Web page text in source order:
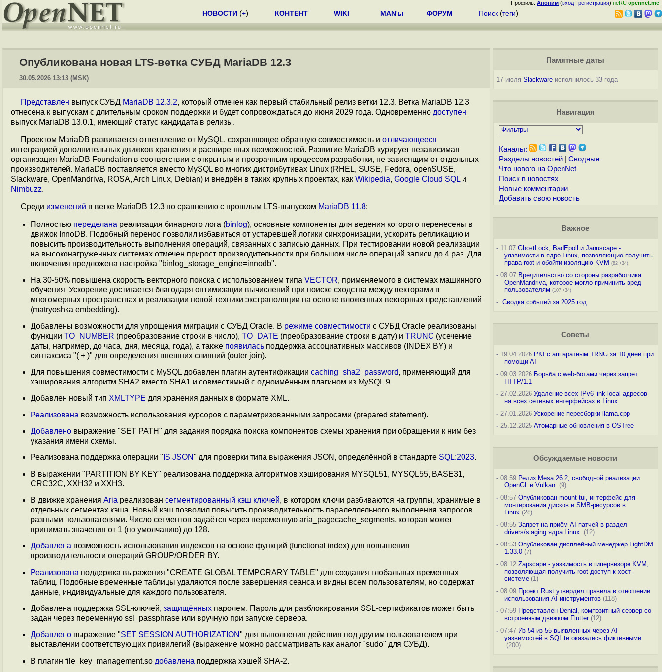
Профиль: Аноним (вход | регистрация) неRU opennet.me
НОВОСТИ (+) КОНТЕНТ WIKI MAN'ы ФОРУМ Поиск (теги)
Опубликована новая LTS-ветка СУБД MariaDB 12.3
30.05.2026 13:13 (MSK)
Представлен выпуск СУБД MariaDB 12.3.2, который отмечен как первый стабильный релиз ветки 12.3. Ветка MariaDB 12.3
отнесена к выпускам с длительным сроком поддержки и будет сопровождаться до июня 2029 года. Одновременно доступен
выпуск MariaDB 13.0.1, имеющий статус кандидата в релизы.
Проектом MariaDB развивается ответвление от MySQL, сохраняющее обратную совместимость и отличающееся
интеграцией дополнительных движков хранения и расширенных возможностей. Развитие MariaDB курирует независимая
организация MariaDB Foundation в соответствии с открытым и прозрачным процессом разработки, не зависящим от отдельных
производителей. MariaDB поставляется вместо MySQL во многих дистрибутивах Linux (RHEL, SUSE, Fedora, openSUSE,
Slackware, OpenMandriva, ROSA, Arch Linux, Debian) и внедрён в таких крупных проектах, как Wikipedia, Google Cloud SQL и
Nimbuzz.
Среди изменений в ветке MariaDB 12.3 по сравнению с прошлым LTS-выпуском MariaDB 11.8:
Полностью переделана реализация бинарного лога (binlog), основные компоненты для ведения которого перенесены в
движок InnoDB. Подобный перенос позволил избавиться от устаревшей логики синхронизации, ускорить репликацию и
повысить производительность выполнения операций, связанных с записью данных. При тестировании новой реализации
на высоконагруженных системах отмечен прирост производительности при большом числе операций записи до 4 раз. Для
включения предложена настройка "binlog_storage_engine=innodb".
На 30-50% повышена скорость векторного поиска с использованием типа VECTOR, применяемого в системах машинного
обучения. Ускорение достигается благодаря оптимизации вычислений при поиске сходства между векторами в
многомерных пространствах и реализации новой техники экстраполяции на основе вложенных векторных представлений
(matryoshka embedding).
Добавлены возможности для упрощения миграции с СУБД Oracle. В режиме совместимости с СУБД Oracle реализованы
функции TO_NUMBER (преобразование строки в число), TO_DATE (преобразование строки в дату) и TRUNC (усечение
даты, например, до часа, дня, месяца, года), а также появилась поддержка ассоциативных массивов (INDEX BY) и
синтаксиса "( + )" для определения внешних слияний (outer join).
Для повышения совместимости с MySQL добавлен плагин аутентификации caching_sha2_password, применяющий для
хэширования алгоритм SHA2 вместо SHA1 и совместимый с одноимённым плагином из MySQL 9.
Добавлен новый тип XMLTYPE для хранения данных в формате XML.
Реализована возможность использования курсоров с параметризованными запросами (prepared statement).
Добавлено выражение "SET PATH" для задания порядка поиска компонентов схемы хранения при обращении к ним без
указания имени схемы.
Реализована поддержка операции " IS JSON" для проверки типа выражения JSON, определённой в стандарте SQL:2023.
В выражении "PARTITION BY KEY" реализована поддержка алгоритмов хэширования MYSQL51, MYSQL55, BASE31,
CRC32C, XXH32 и XXH3.
В движке хранения Aria реализован сегментированный кэш ключей, в котором ключи разбиваются на группы, хранимые в
отдельных сегментах кэша. Новый кэш позволил повысить производительность паралеллельного выполнения запросов
разными пользователями. Число сегментов задаётся через переменную aria_pagecache_segments, которая может
принимать значения от 1 (по умолчанию) до 128.
Добавлена возможность использования индексов на основе функций (functional index) для повышения
производительности операций GROUP/ORDER BY.
Реализована поддержка выражения "CREATE GLOBAL TEMPORARY TABLE" для создания глобальных временных
таблиц. Подобные временные таблицы удаляются после завершения сеанса и видны всем пользователям, но содержат
данные, индивидуальные для каждого пользователя.
Добавлена поддержка SSL-ключей, защищённых паролем. Пароль для разблокирования SSL-сертификатов может быть
задан через переменную ssl_passphrase или вручную при запуске сервера.
Добавлено выражение "SET SESSION AUTHORIZATION" для выполнения действия под другим пользователем при
выставлении соответствующих привилегий (выражение можно рассматривать как аналог "sudo" для СУБД).
В плагин file_key_management.so добавлена поддержка хэшей SHA-2.
Памятные даты
17 июля Slackwareисполнилось 33 года
Навигация
Каналы:
Разделы новостей| Сводные
Что нового на OpenNet
Поиск в новостях
Новые комментарии
Добавить свою новость
Важное
-11.07 GhostLock, BadEpoll и Januscape -
уязвимости в ядре Linux, позволяющие получить
права root и обойти изоляцию KVM (82 +34)
-08.07 Вредительство со стороны разработчика
OpenMandriva, которое могло причинить вред
пользователям (107 +34)
- Сводка событий за 2025 год
Советы
-19.04.2026 PKI с аппаратным TRNG за 10 дней при
помощи AI
-09.03.2026 Борьба с web-ботами через запрет
HTTP/1.1
-27.02.2026 Удаление всех IPv6 link-local адресов
на всех сетевых интерфейсах в Linux
-27.01.2026 Ускорение пересборки llama.cpp
-25.12.2025 Атомарные обновления в OSTree
Обсуждаемые новости
-08:59 Релиз Mesa 26.2, свободной реализации
OpenGL и Vulkan (9)
-08:57 Опубликован mount-tui, интерфейс для
монтирования дисков и SMB-ресурсов в
Linux (28)
-08:55 Запрет на приём AI-патчей в раздел
drivers/staging ядра Linux
(12)
-08:53 Опубликован дисплейный менеджер LightDM
1.33.0(7)
-08:12 Zapscape - уязвимость в гипервизоре KVM,
позволяющая получить root-доступ к хост-
системе(1)
-08:09 Проект Rust утвердил правила в отношении
использования AI-инструментов(118)
-07:59 Представлен Denial, композитный сервер со
встроенным движком Flutter(12)
-07:47 Из 54 из 55 выявленных через AI
уязвимостей в SQLite оказались фиктивными
(200)